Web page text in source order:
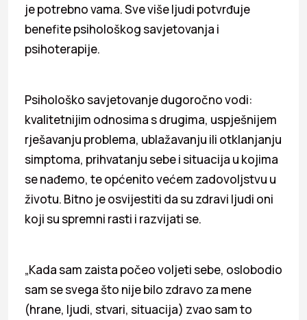
je potrebno vama. Sve više ljudi potvrđuje
benefite psihološkog savjetovanja i
psihoterapije.
Psihološko savjetovanje dugoročno vodi:
kvalitetnijim odnosima s drugima, uspješnijem
rješavanju problema, ublažavanju ili otklanjanju
simptoma, prihvatanju sebe i situacija u kojima
se nađemo, te općenito većem zadovoljstvu u
životu. Bitno je osvijestiti da su zdravi ljudi oni
koji su spremni rasti i razvijati se.
„Kada sam zaista počeo voljeti sebe, oslobodio
sam se svega što nije bilo zdravo za mene
(hrane, ljudi, stvari, situacija) zvao sam to